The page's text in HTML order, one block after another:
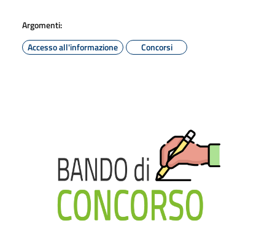
Argomenti:
Accesso all'informazione
Concorsi